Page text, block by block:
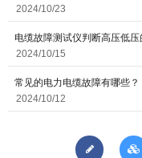
2024/10/23
电缆故障测试仪判断高压低
2024/10/15
常见的电力电缆故障有哪些？
2024/10/12